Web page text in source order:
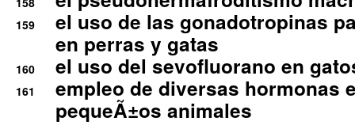
159
el uso de las gonadotropinas
en perras y gatas
160 el uso del sevofluorano en
161
empleo de diversas hormonas
pequeÃ±os animales